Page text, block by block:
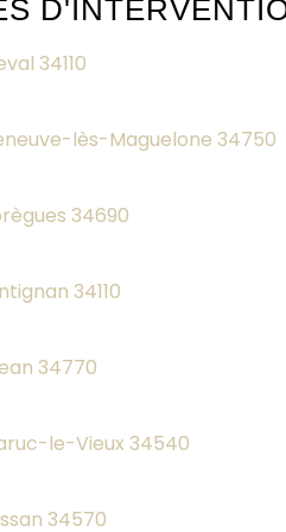
34110
lès-Maguelone 34750
34690
34110
34770
le-Vieux 34540
34570